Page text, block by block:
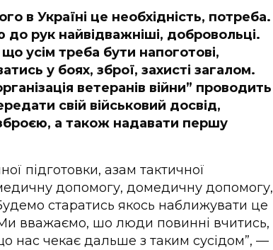
в Україні це необхідність, потреба.
рук найвідважніші, добровольці.
усім треба бути напоготові,
у боях, зброї, захисті загалом.
ветеранів війни” проводить
свій військовий досвід,
а також надавати першу
підготовки, азам тактичної
допомогу, домедичну допомогу,
старатись якось наближувати це
вважаємо, шо люди повинні вчитись,
нас чекає дальше з таким сусідом”, —